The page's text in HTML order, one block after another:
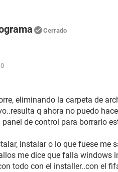
Cerrado
eliminando la carpeta de
q ahora no puedo
de control para borrarlo
instalar o lo que fuese me
me dice que falla windows
todo con el installer..con el